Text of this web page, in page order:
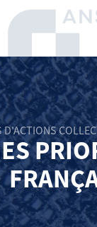
D'ACTIONS